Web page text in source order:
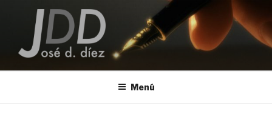
contenido
JOSE D. DIEZ
Menú